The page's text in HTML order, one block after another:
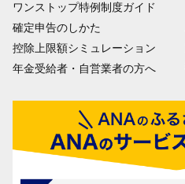
ワンストップ特例制度ガイド
確定申告のしかた
控除上限額シミュレーション
年金受給者・自営業者の方へ